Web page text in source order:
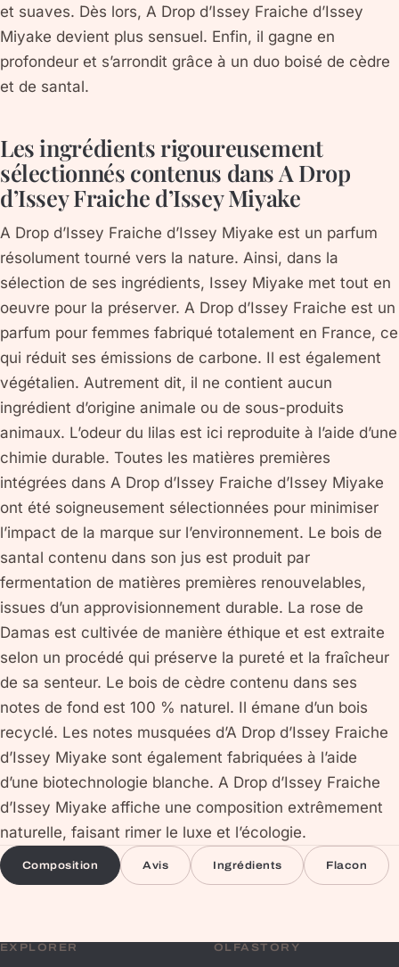
et suaves. Dès lors, A Drop d’Issey Fraiche d’Issey
Miyake devient plus sensuel. Enfin, il gagne en
profondeur et s’arrondit grâce à un duo boisé de cèdre
et de santal.
Les ingrédients rigoureusement
sélectionnés contenus dans A Drop
d’Issey Fraiche d’Issey Miyake
A Drop d’Issey Fraiche d’Issey Miyake est un parfum
résolument tourné vers la nature. Ainsi, dans la
sélection de ses ingrédients, Issey Miyake met tout en
oeuvre pour la préserver. A Drop d’Issey Fraiche est un
parfum pour femmes fabriqué totalement en France, ce
qui réduit ses émissions de carbone. Il est également
végétalien. Autrement dit, il ne contient aucun
ingrédient d’origine animale ou de sous-produits
animaux. L’odeur du lilas est ici reproduite à l’aide d’une
chimie durable. Toutes les matières premières
intégrées dans A Drop d’Issey Fraiche d’Issey Miyake
ont été soigneusement sélectionnées pour minimiser
l’impact de la marque sur l’environnement. Le bois de
santal contenu dans son jus est produit par
fermentation de matières premières renouvelables,
issues d’un approvisionnement durable. La rose de
Damas est cultivée de manière éthique et est extraite
selon un procédé qui préserve la pureté et la fraîcheur
de sa senteur. Le bois de cèdre contenu dans ses
notes de fond est 100 % naturel. Il émane d’un bois
recyclé. Les notes musquées d’A Drop d’Issey Fraiche
d’Issey Miyake sont également fabriquées à l’aide
d’une biotechnologie blanche. A Drop d’Issey Fraiche
d’Issey Miyake affiche une composition extrêmement
naturelle, faisant rimer le luxe et l’écologie.
Composition Avis Ingrédients Flacon
EXPLORER OLFASTORY